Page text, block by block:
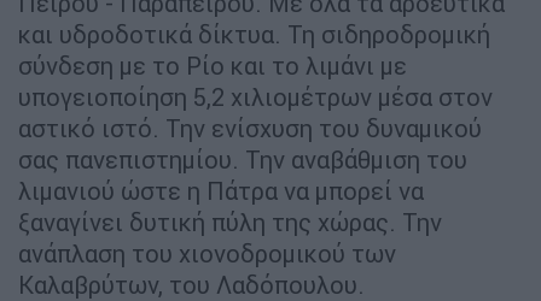
και υδροδοτικά δίκτυα. Τη σιδηροδρομική
σύνδεση με το Ρίο και το λιμάνι με
υπογειοποίηση 5,2 χιλιομέτρων μέσα στον
αστικό ιστό. Την ενίσχυση του δυναμικού
σας πανεπιστημίου. Την αναβάθμιση του
λιμανιού ώστε η Πάτρα να μπορεί να
ξαναγίνει δυτική πύλη της χώρας. Την
ανάπλαση του χιονοδρομικού των
Καλαβρύτων, του Λαδόπουλου.